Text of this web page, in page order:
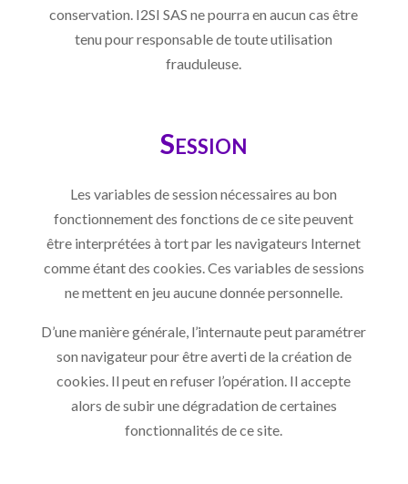
conservation. I2SI SAS ne pourra en aucun cas être
tenu pour responsable de toute utilisation
frauduleuse.
Session
Les variables de session nécessaires au bon
fonctionnement des fonctions de ce site peuvent
être interprétées à tort par les navigateurs Internet
comme étant des cookies. Ces variables de sessions
ne mettent en jeu aucune donnée personnelle.
D’une manière générale, l’internaute peut paramétrer
son navigateur pour être averti de la création de
cookies. Il peut en refuser l’opération. Il accepte
alors de subir une dégradation de certaines
fonctionnalités de ce site.